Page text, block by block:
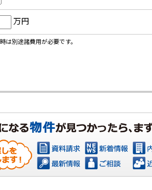
万円
別途諸費用が必要です。